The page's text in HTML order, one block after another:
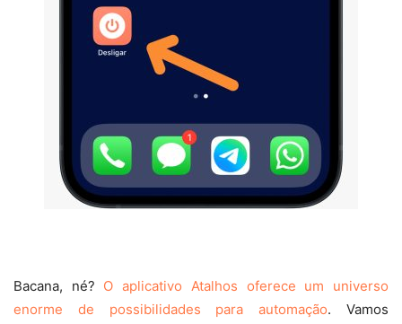
Bacana, né? O aplicativo Atalhos oferece um universo
enorme de possibilidades para automação. Vamos